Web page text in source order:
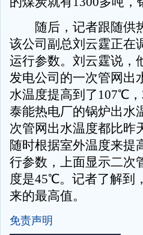
随后，记者跟随供热
该公司副总刘云霆正在
运行参数。刘云霆说，
发电公司的一次管网出
水温度提高到了107℃
泰能热电厂的锅炉出水
次管网出水温度都比昨
随时根据室外温度来提
行参数，上面显示二次
度是45℃。记者了解到
来的最高值。
免责声明